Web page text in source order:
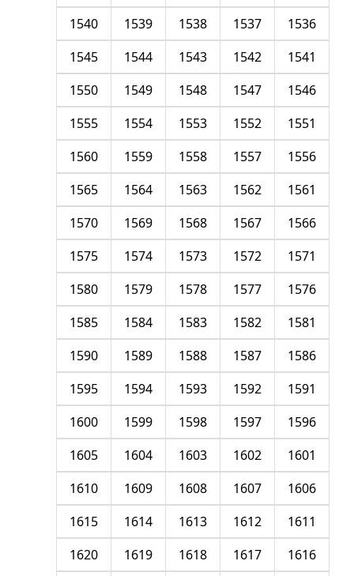
1536
1537
1538
1539
1540
1541
1542
1543
1544
1545
1546
1547
1548
1549
1550
1551
1552
1553
1554
1555
1556
1557
1558
1559
1560
1561
1562
1563
1564
1565
1566
1567
1568
1569
1570
1571
1572
1573
1574
1575
1576
1577
1578
1579
1580
1581
1582
1583
1584
1585
1586
1587
1588
1589
1590
1591
1592
1593
1594
1595
1596
1597
1598
1599
1600
1601
1602
1603
1604
1605
1606
1607
1608
1609
1610
1611
1612
1613
1614
1615
1616
1617
1618
1619
1620